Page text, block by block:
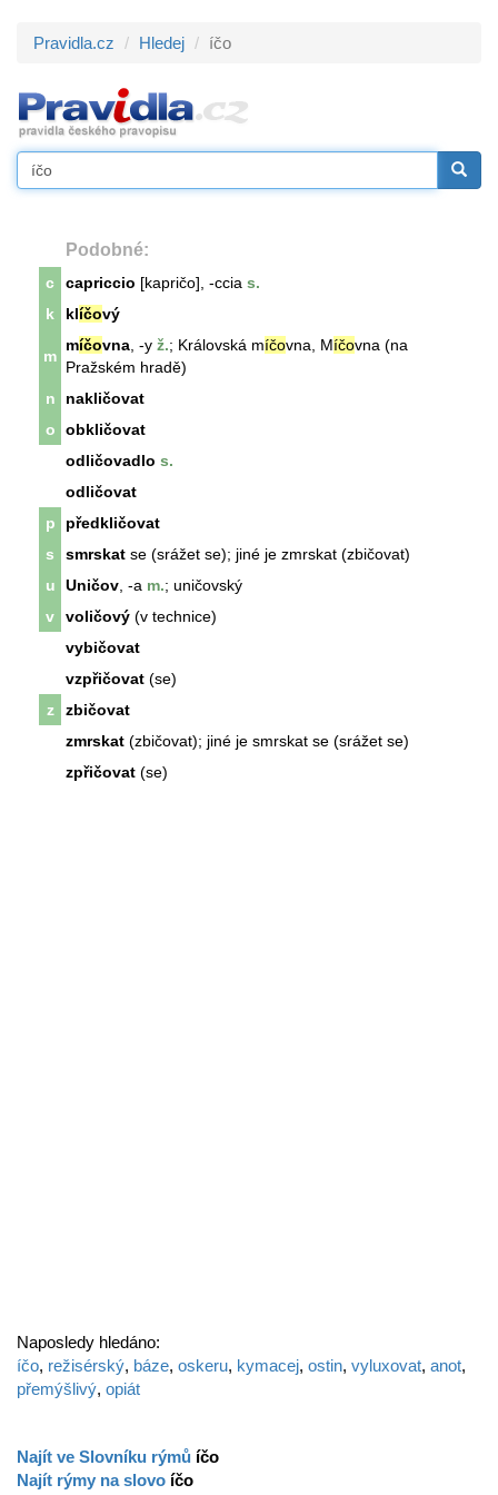
Pravidla.cz Hledej íčo
Podobné:
c capriccio [kapričo], -ccia s.
k
klíčový
m
míčovna , -y ž.; Královská míčovna , Míčovna (na
Pražském hradě)
n
nakličovat
o
obkličovat
odličovadlo s.
odličovat
p
předkličovat
s
smrskat se (srážet se); jiné je zmrskat (zbičovat)
u
Uničov , -a m.; uničovský
v
voličový (v technice)
vybičovat
vzpřičovat (se)
z
zbičovat
zmrskat (zbičovat); jiné je smrskat se (srážet se)
zpřičovat (se)
Naposledy hledáno:
íčo, režisérský, báze, oskeru, kymacej, ostin, vyluxovat, anot,
přemýšlivý, opiát
Najít ve Slovníku rýmů íčo
Najít rýmy na slovo íčo